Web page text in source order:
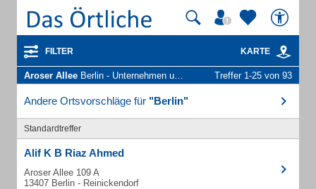
FILTER KARTE
Aroser Allee Berlin - Unternehmen und Personen Treffer 1-25 von 93
Andere Ortsvorschläge für "Berlin"
Standardtreffer
Alif K B Riaz Ahmed
Aroser Allee 109 A
13407 Berlin - Reinickendorf